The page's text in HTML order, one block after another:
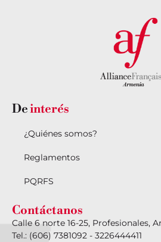
Deinterés
¿Quiénes somos?
Reglamentos
PQRFS
Contáctanos
Calle 6 norte 16-25, Profesionales,
Tel.: (606) 7381092 - 3226444411